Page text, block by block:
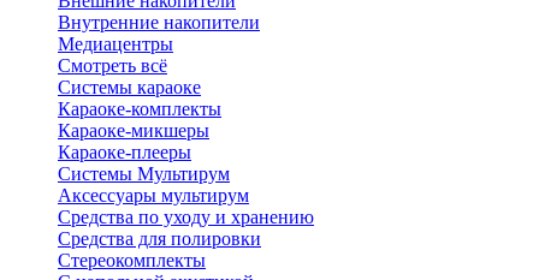
Внутренние накопители
Медиацентры
Смотреть всё
Системы караоке
Караоке-комплекты
Караоке-микшеры
Караоке-плееры
Системы Мультирум
Аксессуары мультирум
Средства по уходу и хранению
Средства для полировки
Стереокомплекты